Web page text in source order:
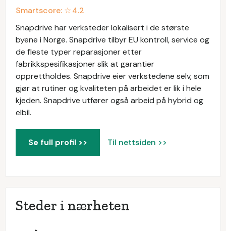
Smartscore: ☆4.2
Snapdrive har verksteder lokalisert i de største
byene i Norge. Snapdrive tilbyr EU kontroll, service og
de fleste typer reparasjoner etter
fabrikkspesifikasjoner slik at garantier
opprettholdes. Snapdrive eier verkstedene selv, som
gjør at rutiner og kvaliteten på arbeidet er lik i hele
kjeden. Snapdrive utfører også arbeid på hybrid og
elbil.
Se full profil >> Til nettsiden >>
Steder i nærheten